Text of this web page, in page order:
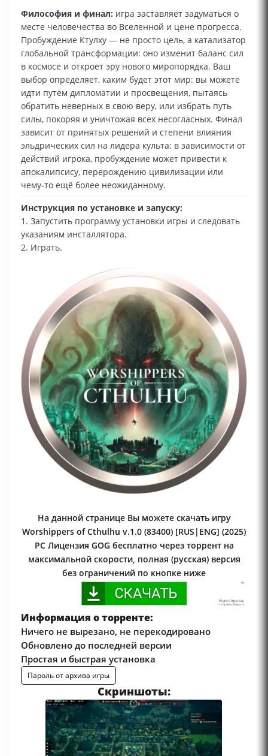
Философия и финал: игра заставляет задуматься о
месте человечества во Вселенной и цене прогресса.
Пробуждение Ктулху — не просто цель, а катализатор
глобальной трансформации: оно изменит баланс сил
в космосе и откроет эру нового миропорядка. Ваш
выбор определяет, каким будет этот мир: вы можете
идти путём дипломатии и просвещения, пытаясь
обратить неверных в свою веру, или избрать путь
силы, покоряя и уничтожая всех несогласных. Финал
зависит от принятых решений и степени влияния
эльдрических сил на лидера культа: в зависимости от
действий игрока, пробуждение может привести к
апокалипсису, перерождению цивилизации или
чему‑то ещё более неожиданному.
Инструкция по установке и запуску:
1. Запустить программу установки игры и следовать
указаниям инсталлятора.
2. Играть.
На данной странице Вы можете скачать игру
Worshippers of Cthulhu v.1.0 (83400) [RUS|ENG] (2025)
PC Лицензия GOG бесплатно через торрент на
максимальной скорости, полная (русская) версия
без ограничений по кнопке ниже
Информация о торренте:
Ничего не вырезано, не перекодировано
Обновлено до последней версии
Простая и быстрая установка
Пароль от архива игры
Скриншоты: